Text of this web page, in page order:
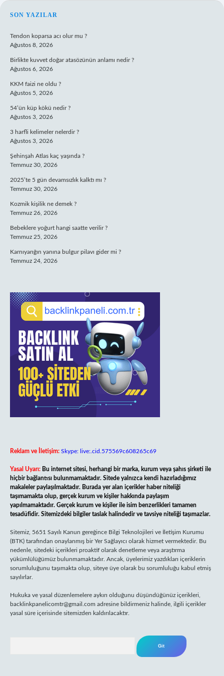
SIDEBAR
SON YAZILAR
Tendon koparsa acı olur mu ?
Ağustos 8, 2026
Birlikte kuvvet doğar atasözünün anlamı nedir ?
Ağustos 6, 2026
KKM faizi ne oldu ?
Ağustos 5, 2026
54’ün küp kökü nedir ?
Ağustos 3, 2026
3 harfli kelimeler nelerdir ?
Ağustos 3, 2026
Şehinşah Atlas kaç yaşında ?
Temmuz 30, 2026
2025’te 5 gün devamsızlık kalktı mı ?
Temmuz 30, 2026
Kozmik kişilik ne demek ?
Temmuz 26, 2026
Bebeklere yoğurt hangi saatte verilir ?
Temmuz 25, 2026
Karnıyarığın yanına bulgur pilavı gider mi ?
Temmuz 24, 2026
Reklam ve İletişim: Skype: live:.cid.575569c608265c69
Yasal Uyarı: Bu internet sitesi, herhangi bir marka, kurum veya şahıs şirketi ile
hiçbir bağlantısı bulunmamaktadır. Sitede yalnızca kendi hazırladığımız
makaleler paylaşılmaktadır. Burada yer alan içerikler haber niteliği
taşımamakta olup, gerçek kurum ve kişiler hakkında paylaşım
yapılmamaktadır. Gerçek kurum ve kişiler ile isim benzerlikleri tamamen
tesadüfidir. Sitemizdeki bilgiler taslak halindedir ve tavsiye niteliği taşımazlar.
Sitemiz, 5651 Sayılı Kanun gereğince Bilgi Teknolojileri ve İletişim Kurumu
(BTK) tarafından onaylanmış bir Yer Sağlayıcı olarak hizmet vermektedir. Bu
nedenle, sitedeki içerikleri proaktif olarak denetleme veya araştırma
yükümlülüğümüz bulunmamaktadır. Ancak, üyelerimiz yazdıkları içeriklerin
sorumluluğunu taşımakta olup, siteye üye olarak bu sorumluluğu kabul etmiş
sayılırlar.
Hukuka ve yasal düzenlemelere aykırı olduğunu düşündüğünüz içerikleri,
backlinkpanelicomtr@gmail.com adresine bildirmeniz halinde, ilgili içerikler
yasal süre içerisinde sitemizden kaldırılacaktır.